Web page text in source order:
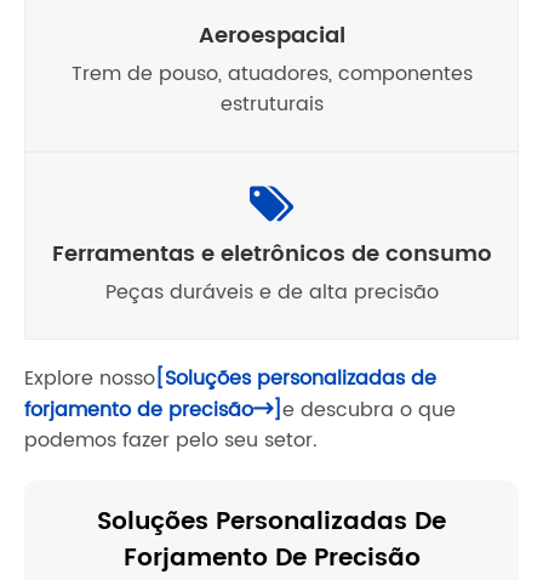
Aeroespacial
Trem de pouso, atuadores, componentes
estruturais
Ferramentas e eletrônicos de consumo
Peças duráveis ​​e de alta precisão
Explore nosso[Soluções personalizadas de
forjamento de precisão]e descubra o que
podemos fazer pelo seu setor.
Soluções Personalizadas De
Forjamento De Precisão